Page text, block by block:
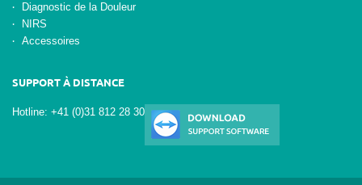
Diagnostic de la Douleur
NIRS
Accessoires
SUPPORT À DISTANCE
Hotline: +41 (0)31 812 28 30